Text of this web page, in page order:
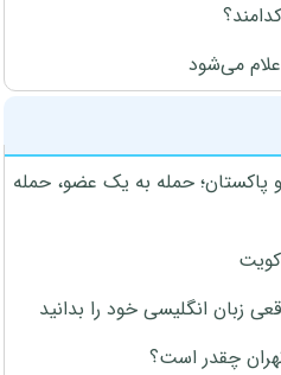
می‌شود
پاکستان؛ حمله به یک عضو، حمله
کویت
زبان انگلیسی خود را بدانید